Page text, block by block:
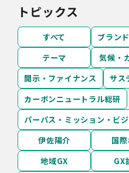
トピックス
すべて
ブラン
テーマ
気候・
開示・ファイナンス
サス
カーボンニュートラル総研
パーパス・ミッション・ビ
伊佐陽介
国
地域GX
GX